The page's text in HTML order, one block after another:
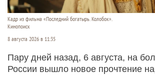
Кадр из фильма «Последний богатырь. Колобок».
Кинопоиск
8 августа 2026 в 11:35
Пару дней назад, 6 августа, на
России вышло новое прочтение